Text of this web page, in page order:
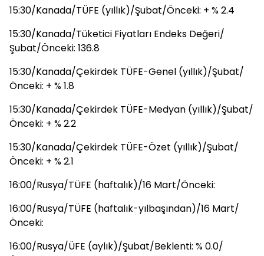
15:30/Kanada/TÜFE (yıllık)/Şubat/Önceki: + % 2.4
15:30/Kanada/Tüketici Fiyatları Endeks Değeri/
Şubat/Önceki: 136.8
15:30/Kanada/Çekirdek TÜFE-Genel (yıllık)/Şubat/
Önceki: + % 1.8
15:30/Kanada/Çekirdek TÜFE-Medyan (yıllık)/Şubat/
Önceki: + % 2.2
15:30/Kanada/Çekirdek TÜFE-Özet (yıllık)/Şubat/
Önceki: + % 2.1
16:00/Rusya/TÜFE (haftalık)/16 Mart/Önceki:
16:00/Rusya/TÜFE (haftalık-yılbaşından)/16 Mart/
Önceki:
16:00/Rusya/ÜFE (aylık)/Şubat/Beklenti: % 0.0/